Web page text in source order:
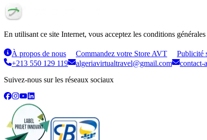
En utilisant ce site Internet, vous acceptez les conditions
À propos de nous Commandez votre Store AVT Publicité
+213 550 129 119
algeriavirtualtravel@gmail.com contact-
Suivez-nous sur les réseaux sociaux